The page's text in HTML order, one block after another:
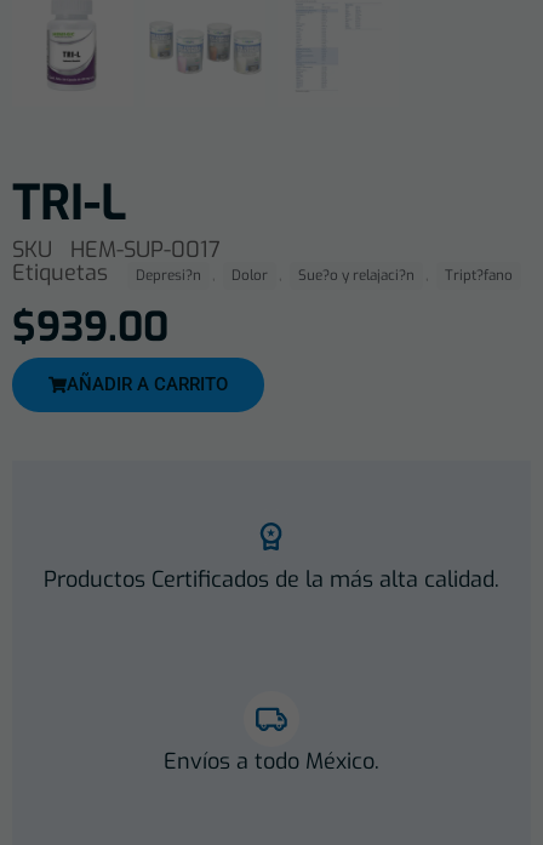
TRI-L
SKU HEM-SUP-0017
Etiquetas Depresi?n , Dolor , Sue?o y relajaci?n , Tript?fano
$939.00
AÑADIR A CARRITO
Productos Certificados de la más alta calidad.
Envíos a todo México.